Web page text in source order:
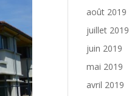
août 2019
juillet 2019
juin 2019
mai 2019
avril 2019